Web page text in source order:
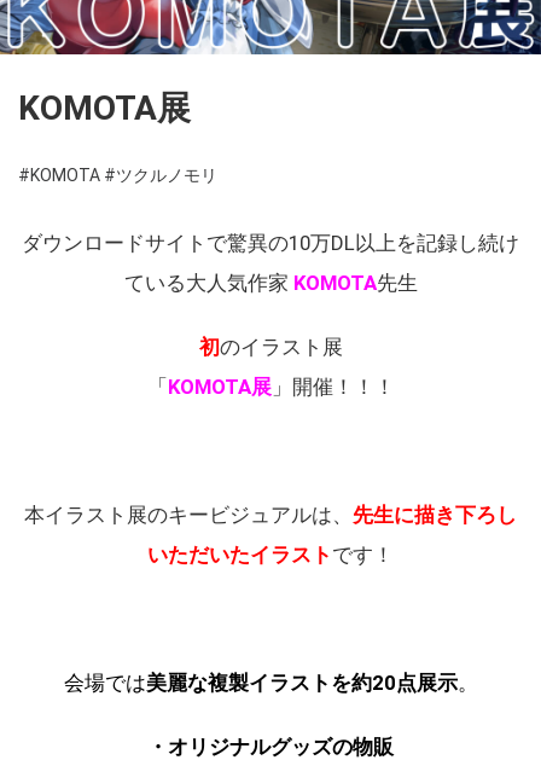
KOMOTA展
#KOMOTA #ツクルノモリ
ダウンロードサイトで驚異の10万DL以上を記録し続け
ている大人気作家 KOMOTA先生
初のイラスト展
「KOMOTA展」開催！！！
本イラスト展のキービジュアルは、 先生に描き下ろし
いただいたイラスト です！
会場では美麗な複製イラストを約20点展示。
・オリジナルグッズの物販